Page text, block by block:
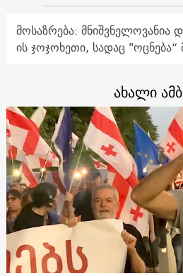
მოსაზრება: მნიშვნელოვანია
ის ჯოჯოხეთი, სადაც "ოცნება“
ახალი